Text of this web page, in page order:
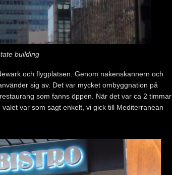
building
och flygplatsen. Genom nakenskannern och
sig av. Det var mycket ombyggnation på
som fanns öppen. När det var ca 2 timmar
var som sagt enkelt, vi gick till Mediterranean